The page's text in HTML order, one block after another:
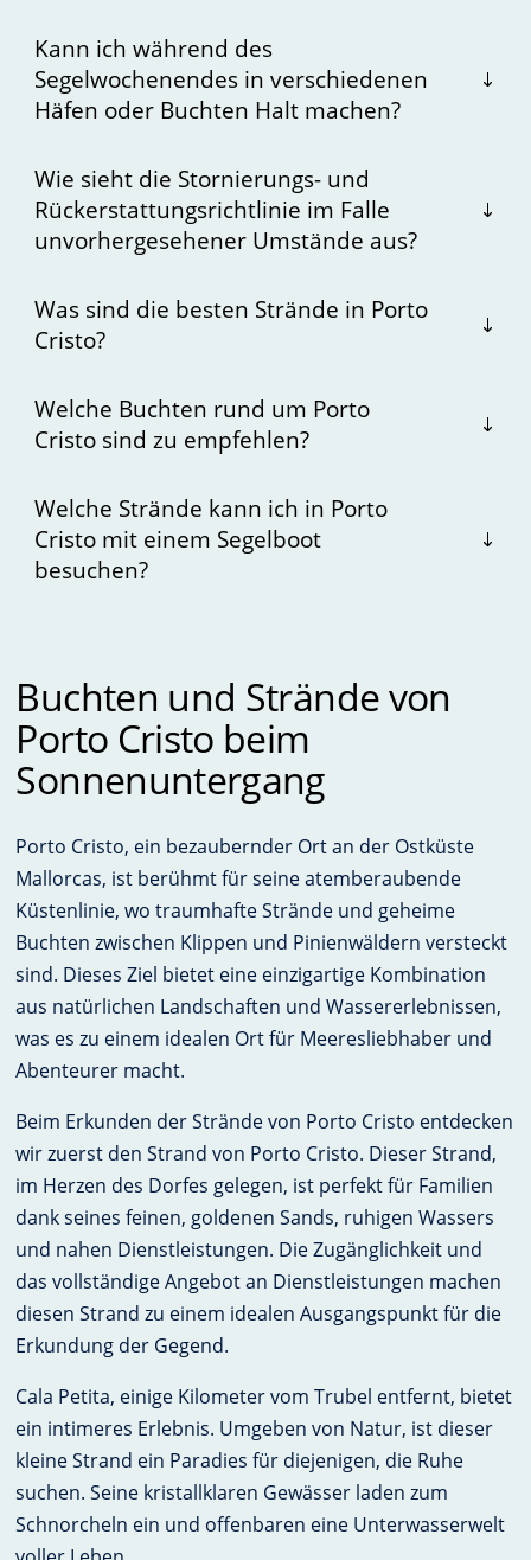
Kann ich während des
Segelwochenendes in verschiedenen
Häfen oder Buchten Halt machen?
Wie sieht die Stornierungs- und
Rückerstattungsrichtlinie im Falle
unvorhergesehener Umstände aus?
Was sind die besten Strände in Porto
Cristo?
Welche Buchten rund um Porto
Cristo sind zu empfehlen?
Welche Strände kann ich in Porto
Cristo mit einem Segelboot
besuchen?
Buchten und Strände von
Porto Cristo beim
Sonnenuntergang
Porto Cristo, ein bezaubernder Ort an der Ostküste
Mallorcas, ist berühmt für seine atemberaubende
Küstenlinie, wo traumhafte Strände und geheime
Buchten zwischen Klippen und Pinienwäldern versteckt
sind. Dieses Ziel bietet eine einzigartige Kombination
aus natürlichen Landschaften und Wassererlebnissen,
was es zu einem idealen Ort für Meeresliebhaber und
Abenteurer macht.
Beim Erkunden der Strände von Porto Cristo entdecken
wir zuerst den Strand von Porto Cristo. Dieser Strand,
im Herzen des Dorfes gelegen, ist perfekt für Familien
dank seines feinen, goldenen Sands, ruhigen Wassers
und nahen Dienstleistungen. Die Zugänglichkeit und
das vollständige Angebot an Dienstleistungen machen
diesen Strand zu einem idealen Ausgangspunkt für die
Erkundung der Gegend.
Cala Petita, einige Kilometer vom Trubel entfernt, bietet
ein intimeres Erlebnis. Umgeben von Natur, ist dieser
kleine Strand ein Paradies für diejenigen, die Ruhe
suchen. Seine kristallklaren Gewässer laden zum
Schnorcheln ein und offenbaren eine Unterwasserwelt